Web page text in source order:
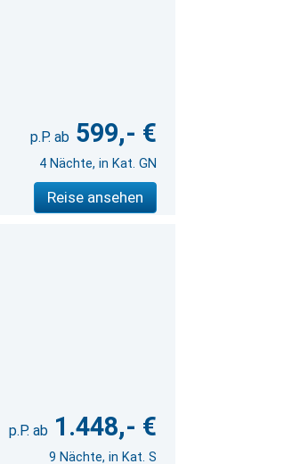
599,- €
4 Nächte, in Kat. GN
Reise ansehen
1.448,- €
9 Nächte, in Kat. S